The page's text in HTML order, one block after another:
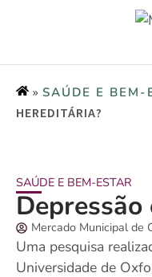
» SAÚDE E BEM-
HEREDITÁRIA?
SAÚDE E BEM-ESTAR
Mercado Municipal de
Uma pesquisa
Universidade de